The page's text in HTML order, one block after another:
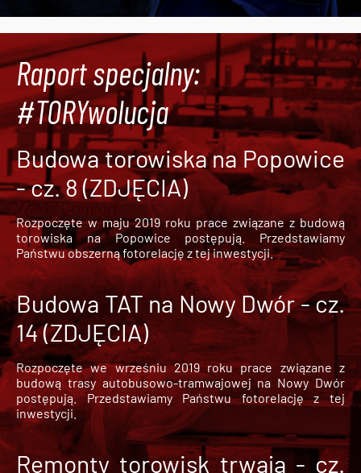
Raport specjalny:
#TORYwolucja
Budowa torowiska na Popowice
- cz. 8 (ZDJĘCIA)
Rozpoczęte w maju 2019 roku prace związane z budową
torowiska na Popowice
postępują. Przedstawiamy
Państwu obszerną fotorelację z tej inwestycji.
Budowa TAT na Nowy Dwór - cz.
14 (ZDJĘCIA)
Rozpoczęte we wrześniu 2019 roku prace związane z
budową trasy autobusowo-tramwajowej na Nowy Dwór
postępują. Przedstawiamy Państwu fotorelację z tej
inwestycji.
Remonty torowisk trwają - cz.